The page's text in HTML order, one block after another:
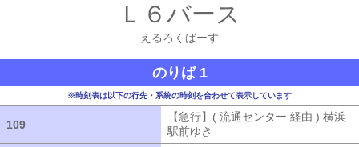
Ｌ６バース
えるろくばーす
のりば 1
※時刻表は以下の行先・系統の時刻を合わせて表示しています
109
【急行】( 流通センター 経由 ) 横浜
駅前ゆき